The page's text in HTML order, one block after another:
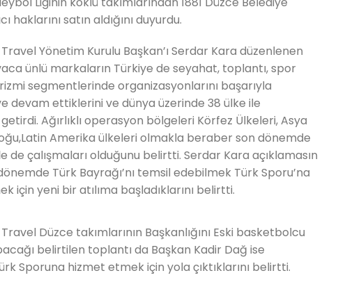
haklarını satın aldığını duyurdu.
Yönetim Kurulu Başkan’ı Serdar Kara düzenlenen
ünlü markaların Türkiye de seyahat, toplantı, spor
segmentlerinde organizasyonlarını başarıyla
devam ettiklerini ve dünya üzerinde 38 ülke ile
getirdi. Ağırlıklı operasyon bölgeleri Körfez Ülkeleri, Asya
Amerika ülkeleri olmakla beraber son dönemde
de çalışmaları olduğunu belirtti. Serdar Kara açıklamasın
Türk Bayrağı’nı temsil edebilmek Türk Sporu’na
için yeni bir atılıma başladıklarını belirtti.
Düzce takımlarının Başkanlığını Eski basketbolcu
belirtilen toplantı da Başkan Kadir Dağ ise
Sporuna hizmet etmek için yola çıktıklarını belirtti.